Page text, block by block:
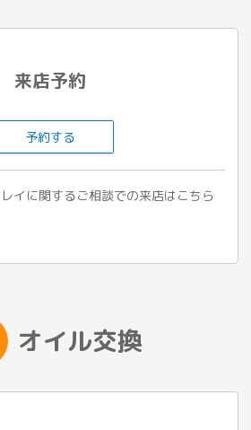
来店予約
予約する
イに関するご相談での来店はこちら
オイル交換